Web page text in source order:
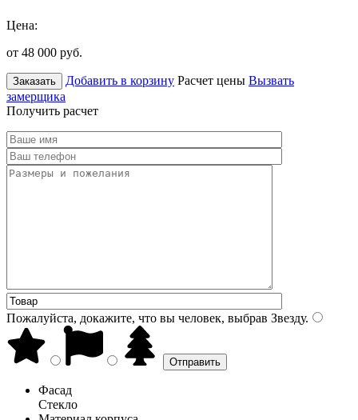
Цена:
от 48 000 руб.
Заказать Добавить в корзину Расчет цены Вызвать
замерщика
Получить расчет
Пожалуйста, докажите, что вы человек, выбрав Звезду.
Фасад
Стекло